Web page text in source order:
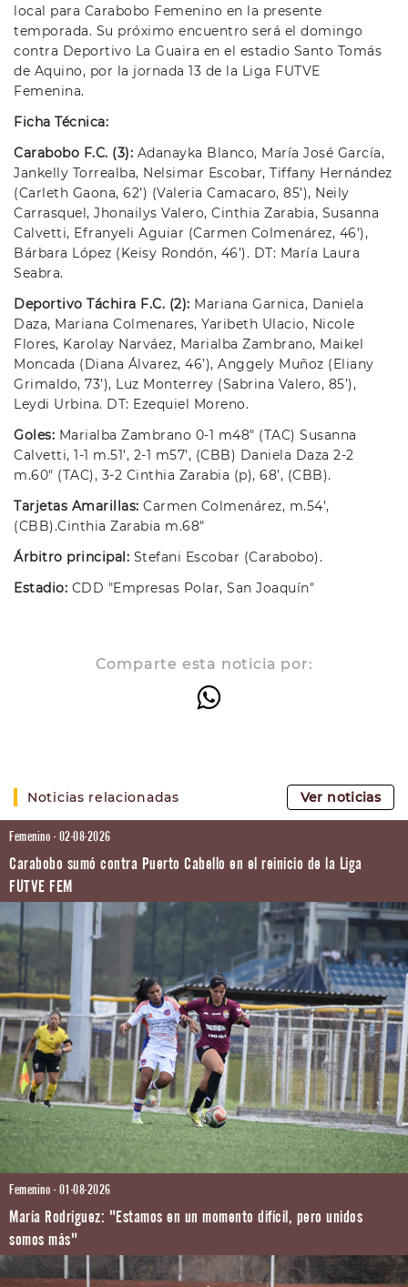
local para Carabobo Femenino en la presente
temporada. Su próximo encuentro será el domingo
contra Deportivo La Guaira en el estadio Santo Tomás
de Aquino, por la jornada 13 de la Liga FUTVE
Femenina.
Ficha Técnica:
Carabobo F.C. (3): Adanayka Blanco, María José García,
Jankelly Torrealba, Nelsimar Escobar, Tiffany Hernández
(Carleth Gaona, 62’) (Valeria Camacaro, 85’), Neily
Carrasquel, Jhonailys Valero, Cinthia Zarabia, Susanna
Calvetti, Efranyeli Aguiar (Carmen Colmenárez, 46’),
Bárbara López (Keisy Rondón, 46’). DT: María Laura
Seabra.
Deportivo Táchira F.C. (2): Mariana Garnica, Daniela
Daza, Mariana Colmenares, Yaribeth Ulacio, Nicole
Flores, Karolay Narváez, Marialba Zambrano, Maikel
Moncada (Diana Álvarez, 46’), Anggely Muñoz (Eliany
Grimaldo, 73’), Luz Monterrey (Sabrina Valero, 85’),
Leydi Urbina. DT: Ezequiel Moreno.
Goles: Marialba Zambrano 0-1 m48" (TAC) Susanna
Calvetti, 1-1 m.51’, 2-1 m57’, (CBB) Daniela Daza 2-2
m.60" (TAC), 3-2 Cinthia Zarabia (p), 68’, (CBB).
Tarjetas Amarillas: Carmen Colmenárez, m.54’,
(CBB).Cinthia Zarabia m.68"
Árbitro principal: Stefani Escobar (Carabobo).
Estadio: CDD "Empresas Polar, San Joaquín"
Comparte esta noticia por:
Noticias relacionadas Ver noticias
Femenino - 02-08-2026
Carabobo sumó contra Puerto Cabello en el reinicio de la Liga
FUTVE FEM
Femenino - 01-08-2026
María Rodríguez: "Estamos en un momento difícil, pero unidos
somos más"